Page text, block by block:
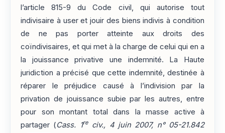
l’article 815-9 du Code civil, qui autorise tout
indivisaire à user et jouir des biens indivis à condition
de ne pas porter atteinte aux droits des
coïndivisaires, et qui met à la charge de celui qui en a
la jouissance privative une indemnité. La Haute
juridiction a précisé que cette indemnité, destinée à
réparer le préjudice causé à l’indivision par la
privation de jouissance subie par les autres, entre
pour son montant total dans la masse active à
partager (Cass. 1reciv., 4 juin 2007, n° 05-21.842